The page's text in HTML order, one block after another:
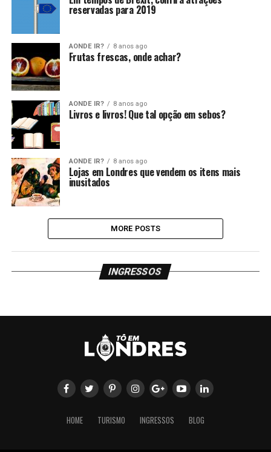
reservadas para 2019
AONDE IR? 8 anos ago
Frutas frescas, onde achar?
AONDE IR? 8 anos ago
Livros e livros! Que tal opção em sebos?
AONDE IR? 8 anos ago
Lojas em Londres que vendem os itens mais
inusitados
MORE POSTS
INGRESSOS
HOME TURISMO INGRESSOS BLOG